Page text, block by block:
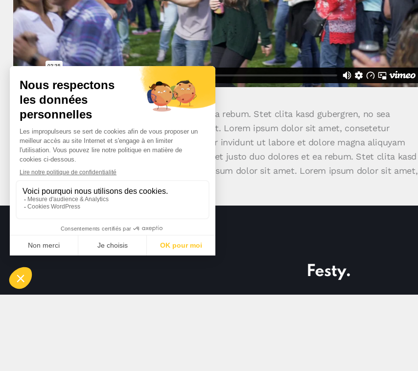
At vero eos et accusam et justo duo dolores et ea rebum. Stet clita kasd gubergren, no sea
takimata sanctus est Lorem ipsum dolor sit amet. Lorem ipsum dolor sit amet, consetetur
sadipscing elitr, sed diam nonumy eirmod tempor invidunt ut labore et dolore magna aliquyam
erat, sed diam voluptua. At vero eos et accusam et justo duo dolores et ea rebum. Stet clita kasd
gubergren, no sea takimata sanctus est Lorem ipsum dolor sit amet. Lorem ipsum dolor sit amet,